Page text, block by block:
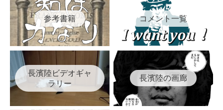
参考書籍 コメント一覧
長濱陸ビデオギャ
ラリー
長濱陸の画廊